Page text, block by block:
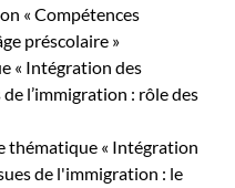
« Compétences
préscolaire »
« Intégration des
l’immigration : rôle des
thématique « Intégration
de l'immigration : le